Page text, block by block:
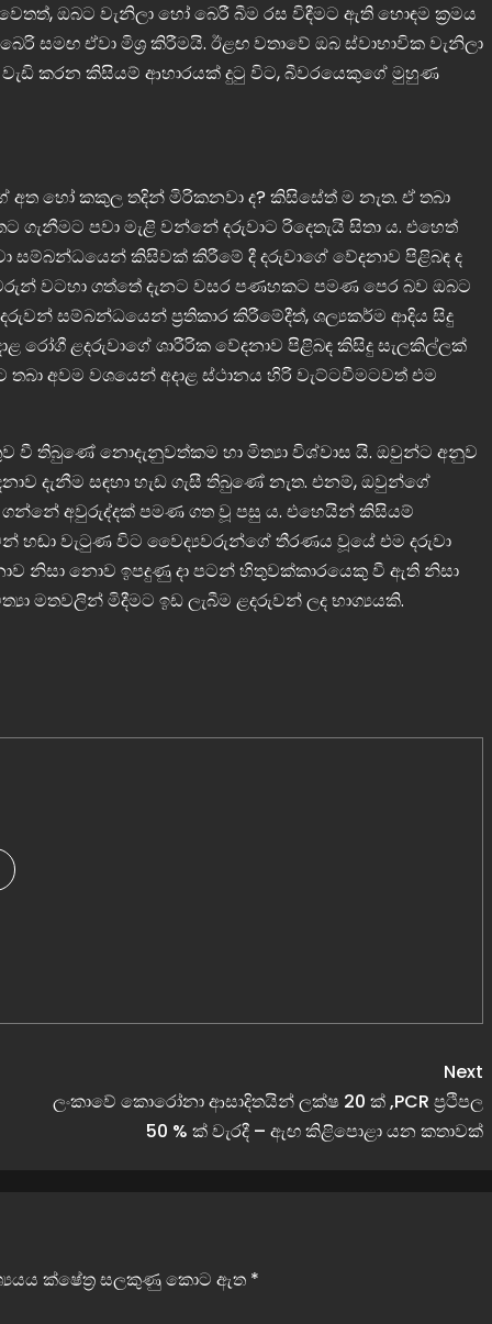
ඔබට වැනිලා හෝ බෙරී බීම රස විඳීමට ඇති හොඳම ක්‍රමය
සමඟ ඒවා මිශ්‍ර කිරීමයි. ඊළඟ වතාවේ ඔබ ස්වාභාවික වැනිලා
වැඩි කරන කිසියම් ආහාරයක් දුටු විට, බීවරයෙකුගේ මුහුණ
හෝ කකුල තදින් මිරිකනවා ද? කිසිසේත් ම නැත. ඒ තබා
ගැනීමට පවා මැළි වන්නේ දරුවාට රිදෙතැයි සිතා ය. එහෙත්
සම්බන්ධයෙන් කිසිවක් කිරීමේ දී දරුවාගේ වේදනාව පිළිබඳ ද
වටහා ගත්තේ දැනට වසර පණහකට පමණ පෙර බව ඔබට
සම්බන්ධයෙන් ප්‍රතිකාර කිරීමේදීත්, ශල්‍යකර්ම ආදිය සිදු
රෝගී ළදරුවාගේ ශාරීරික වේදනාව පිළිබඳ කිසිදු සැලකිල්ලක්
අවම වශයෙන් අදාළ ස්ථානය හිරි වැට්ටවීමටවත් එම
වී තිබු‌ණේ නොදැනුවත්කම හා මිත්‍යා විශ්වාස යි. ඔවුන්ට අනුව
දැනීම සඳහා හැඩ ගැසී තිබුණේ නැත. එනම්, ඔවුන්ගේ
අවුරුද්දක් පමණ ගත වූ පසු ය. එහෙයින් කිසියම්
හඬා වැටුණ විට වෛද්‍යවරුන්ගේ තීරණය වූයේ එම දරුවා
නිසා නොව ඉපදුණු දා පටන් හිතුවක්කාරයෙකු වී ඇති නිසා
මතවලින් මිදීමට ඉඩ ලැබීම ළදරුවන් ලද භාග්‍යයකි.
Next
ලංකාවේ කොරෝනා ආසාදිතයින් ලක්ෂ 20 ක් ,PCR ප්‍රථිපල
50 % ක් වැරදී – ඇඟ කිළිපොළා යන කතාවක්
ක්ෂේත්‍ර සලකුණු කොට ඇත *